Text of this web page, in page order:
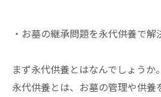
・お墓の継承問題を永代供養で解
まず永代供養とはなんでしょうか。
永代供養とは、お墓の管理や供